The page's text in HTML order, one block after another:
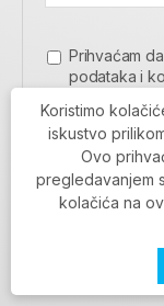
Prihvaćam
podataka i
Koristimo
iskustvo
Ovo
pregledavanjem
kolačića na